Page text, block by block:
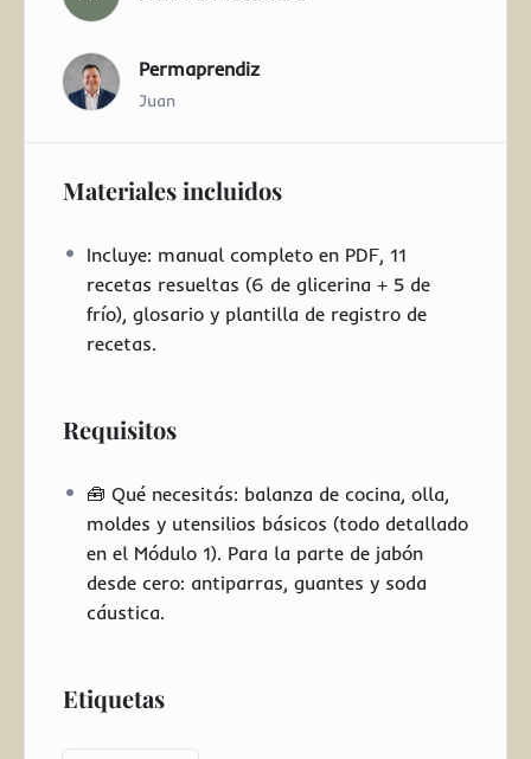
Permaprendiz
Juan
Materiales incluidos
Incluye: manual completo en PDF, 11
recetas resueltas (6 de glicerina + 5 de
frío), glosario y plantilla de registro de
recetas.
Requisitos
🧰 Qué necesitás: balanza de cocina, olla,
moldes y utensilios básicos (todo detallado
en el Módulo 1). Para la parte de jabón
desde cero: antiparras, guantes y soda
cáustica.
Etiquetas